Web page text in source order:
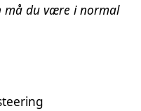
må du være i normal